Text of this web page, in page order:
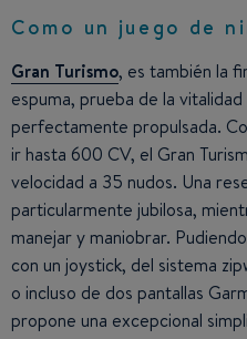
Como un juego de
Gran Turismo, es también la
espuma, prueba de la
perfectamente propulsada.
ir hasta 600 CV, el Gran
velocidad a 35 nudos. Una
particularmente jubilosa,
manejar y maniobrar.
con un joystick, del sistema
o incluso de dos pantallas
propone una excepcional